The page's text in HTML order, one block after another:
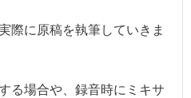
際に原稿を執筆していきま
る場合や、録音時にミキサ